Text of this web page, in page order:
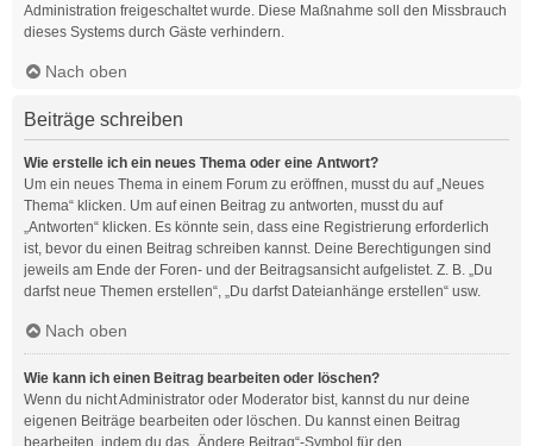
Administration freigeschaltet wurde. Diese Maßnahme soll den Missbrauch
dieses Systems durch Gäste verhindern.
Nach oben
Beiträge schreiben
Wie erstelle ich ein neues Thema oder eine Antwort?
Um ein neues Thema in einem Forum zu eröffnen, musst du auf „Neues
Thema“ klicken. Um auf einen Beitrag zu antworten, musst du auf
„Antworten“ klicken. Es könnte sein, dass eine Registrierung erforderlich
ist, bevor du einen Beitrag schreiben kannst. Deine Berechtigungen sind
jeweils am Ende der Foren- und der Beitragsansicht aufgelistet. Z. B. „Du
darfst neue Themen erstellen“, „Du darfst Dateianhänge erstellen“ usw.
Nach oben
Wie kann ich einen Beitrag bearbeiten oder löschen?
Wenn du nicht Administrator oder Moderator bist, kannst du nur deine
eigenen Beiträge bearbeiten oder löschen. Du kannst einen Beitrag
bearbeiten, indem du das „Ändere Beitrag“-Symbol für den